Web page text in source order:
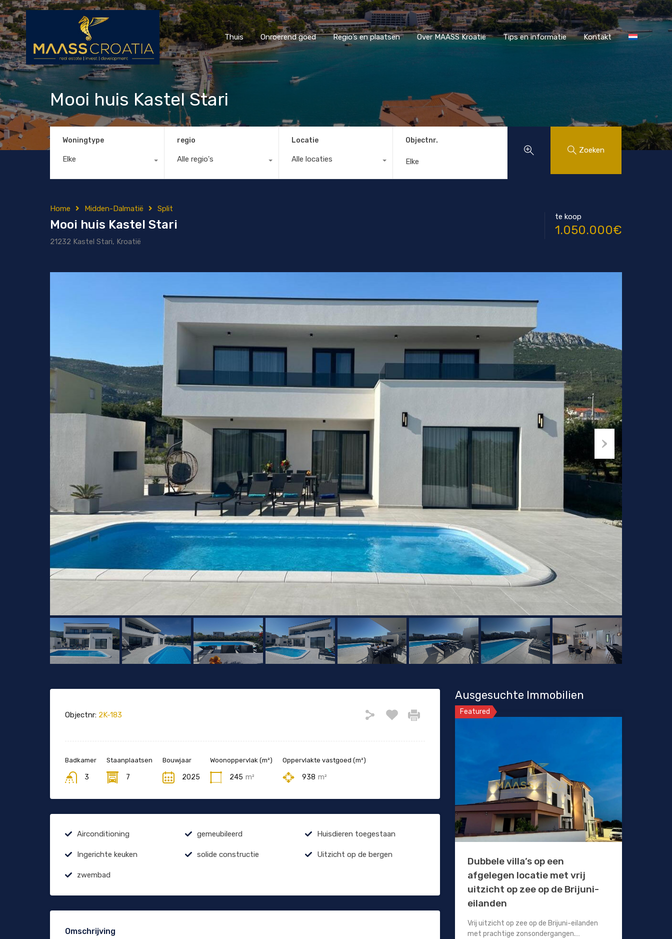
Thuis Onroerend goed Regio’s en plaatsen Over MAASS Kroatië Tips en informatie Kontakt
Thuis Onroerend goed Regio’s en plaatsen Over MAASS Kroatië Tips en informatie Kontakt
Mooi huis Kastel Stari
Woningtype
Elke
regio
Alle regio's
Locatie
Alle locaties
Objectnr.
Zoeken
Home Midden-Dalmatië Split
Mooi huis Kastel Stari
21232 Kastel Stari, Kroatië
te koop
1.050.000€
Objectnr: 2K-183
Badkamer
3
Staanplaatsen
7
Bouwjaar
2025
Woonoppervlak (m²)
245 m²
Oppervlakte vastgoed (m²)
938 m²
Airconditioning gemeubileerd Huisdieren toegestaan
Ingerichte keuken solide constructie Uitzicht op de bergen
zwembad
Omschrijving
Ausgesuchte Immobilien
Featured
Dubbele villa’s op een
afgelegen locatie met vrij
uitzicht op zee op de Brijuni-
eilanden
Vrij uitzicht op zee op de Brijuni-eilanden
met prachtige zonsondergangen.…